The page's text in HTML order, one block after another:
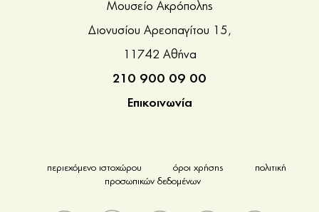
Μουσείο Ακρόπολης
Διονυσίου Αρεοπαγίτου 15,
11742 Αθήνα
210 900 09 00
Επικοινωνία
περιεχόμενο ιστοχώρου όροι χρήσης
πολιτική
προσωπικών δεδομένων